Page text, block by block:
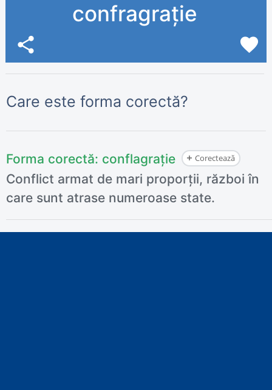
confragrație
share favorite
Care este forma corectă?
Forma corectă: conflagrație Corectează
Conflict armat de mari proporții, război în
care sunt atrase numeroase state.